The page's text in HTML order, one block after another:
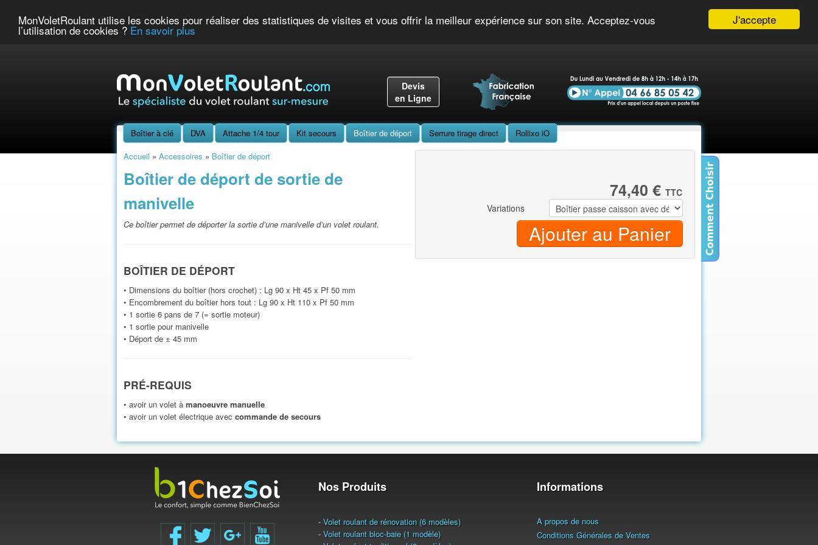
J'accepte
MonVoletRoulant utilise les cookies pour réaliser des statistiques de visites et vous offrir la meilleur expérience sur son site. Acceptez-vous
l’utilisation de cookies ? En savoir plus
Devis
en Ligne
Boîtier à clé DVA Attache 1/4 tour Kit secours Boîtier de déport Serrure tirage direct
Rollixo iO
Accueil » Accessoires » Boîtier de déport
Boîtier de déport de sortie de
manivelle
Ce boîtier permet de déporter la sortie d’une manivelle d’un volet roulant.
BOÎTIER DE DÉPORT
• Dimensions du boîtier (hors crochet) : Lg 90 x Ht 45 x Pf 50 mm
• Encombrement du boîtier hors tout : Lg 90 x Ht 110 x Pf 50 mm
• 1 sortie 6 pans de 7 (= sortie moteur)
• 1 sortie pour manivelle
• Déport de ± 45 mm
PRÉ-REQUIS
• avoir un volet à manoeuvre manuelle
• avoir un volet électrique avec commande de secours
74,40 € TTC
Variations
Ajouter au Panier
Nos Produits Informations
-Volet roulant de rénovation (6 modèles)
-Volet roulant bloc-baie (1 modèle)
A propos de nous
Conditions Générales de Ventes